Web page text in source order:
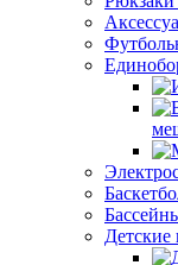
Детские